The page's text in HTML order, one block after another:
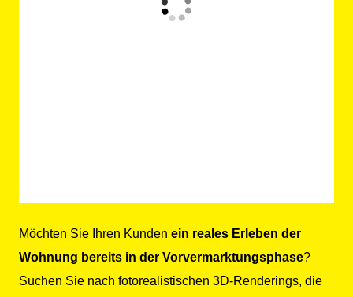
Möchten Sie Ihren Kunden ein reales Erleben der
Wohnung bereits in der Vorvermarktungsphase?
Suchen Sie nach fotorealistischen 3D-Renderings, die